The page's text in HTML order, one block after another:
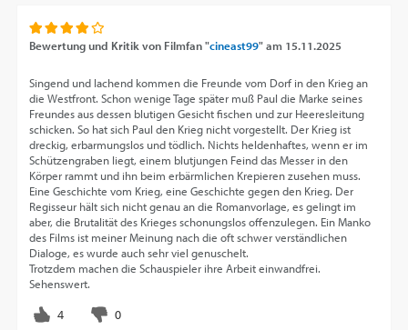
Bewertung und Kritik von Filmfan "cineast99"am 15.11.2025
Singend und lachend kommen die Freunde vom Dorf in den Krieg an
die Westfront. Schon wenige Tage später muß Paul die Marke seines
Freundes aus dessen blutigen Gesicht fischen und zur Heeresleitung
schicken. So hat sich Paul den Krieg nicht vorgestellt. Der Krieg ist
dreckig, erbarmungslos und tödlich. Nichts heldenhaftes, wenn er im
Schützengraben liegt, einem blutjungen Feind das Messer in den
Körper rammt und ihn beim erbärmlichen Krepieren zusehen muss.
Eine Geschichte vom Krieg, eine Geschichte gegen den Krieg. Der
Regisseur hält sich nicht genau an die Romanvorlage, es gelingt im
aber, die Brutalität des Krieges schonungslos offenzulegen. Ein Manko
des Films ist meiner Meinung nach die oft schwer verständlichen
Dialoge, es wurde auch sehr viel genuschelt.
Trotzdem machen die Schauspieler ihre Arbeit einwandfrei.
Sehenswert.